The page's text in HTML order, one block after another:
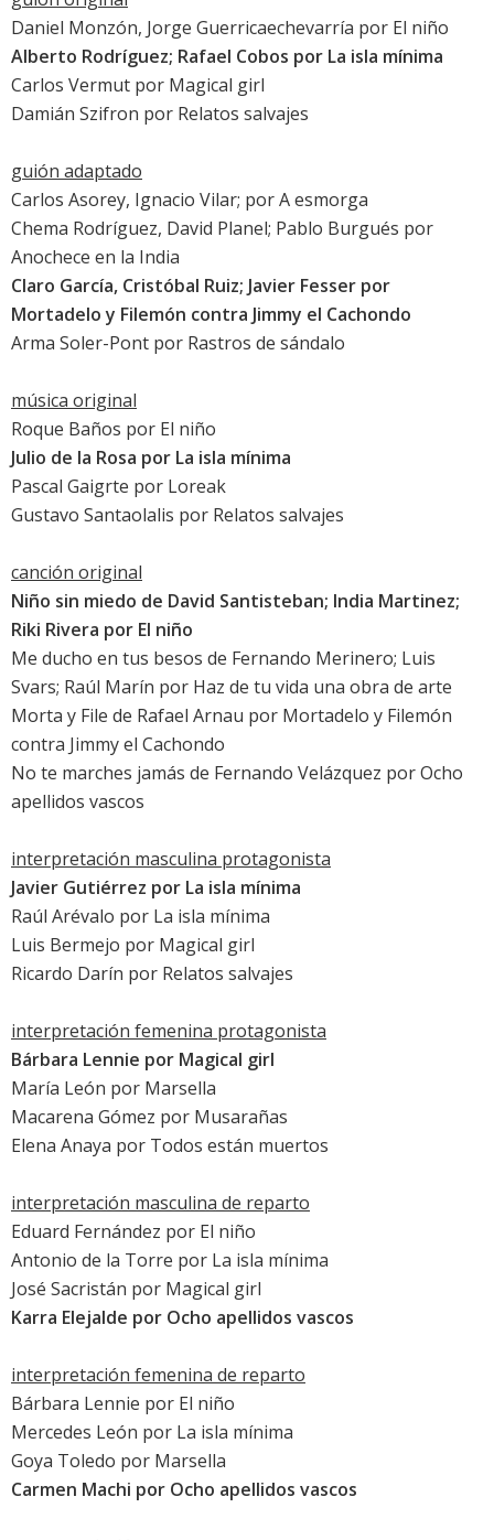
Daniel Monzón, Jorge Guerricaechevarría por El niño
Alberto Rodríguez; Rafael Cobos por La isla mínima
Carlos Vermut por Magical girl
Damián Szifron por Relatos salvajes
guión adaptado
Carlos Asorey, Ignacio Vilar; por A esmorga
Chema Rodríguez, David Planel; Pablo Burgués por
Anochece en la India
Claro García, Cristóbal Ruiz; Javier Fesser por
Mortadelo y Filemón contra Jimmy el Cachondo
Arma Soler-Pont por Rastros de sándalo
música original
Roque Baños por El niño
Julio de la Rosa por La isla mínima
Pascal Gaigrte por Loreak
Gustavo Santaolalis por Relatos salvajes
canción original
Niño sin miedo de David Santisteban; India Martinez;
Riki Rivera por El niño
Me ducho en tus besos de Fernando Merinero; Luis
Svars; Raúl Marín por Haz de tu vida una obra de arte
Morta y File de Rafael Arnau por Mortadelo y Filemón
contra Jimmy el Cachondo
No te marches jamás de Fernando Velázquez porOcho
apellidos vascos
interpretación masculina protagonista
Javier Gutiérrez por La isla mínima
Raúl Arévalo por La isla mínima
Luis Bermejo por Magical girl
Ricardo Darín por Relatos salvajes
interpretación femenina protagonista
Bárbara Lennie por Magical girl
María León por Marsella
Macarena Gómez por Musarañas
Elena Anaya por Todos están muertos
interpretación masculina de reparto
Eduard Fernández por El niño
Antonio de la Torre por La isla mínima
José Sacristán por Magical girl
Karra Elejalde por Ocho apellidos vascos
interpretación femenina de reparto
Bárbara Lennie por El niño
Mercedes León por La isla mínima
Goya Toledo por Marsella
Carmen Machi por Ocho apellidos vascos